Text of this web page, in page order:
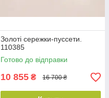
Золоті сережки-пуссети.
110385
Готово до відправки
10 855 ₴ 16 700 ₴